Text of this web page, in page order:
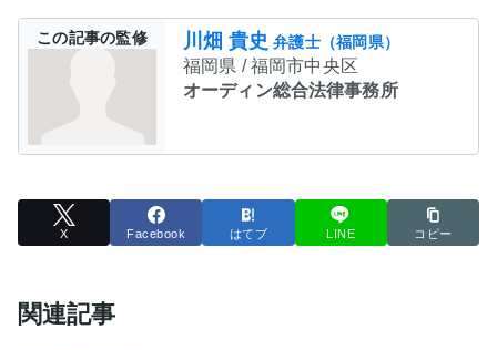
この記事の監修 川畑 貴史 弁護士（福岡県）
福岡県 / 福岡市中央区
オーディン総合法律事務所
X Facebook はてブ LINE コピー
関連記事